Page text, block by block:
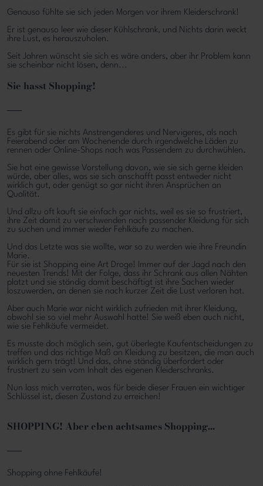
Genauso fühlte sie sich jeden Morgen vor ihrem Kleiderschrank!
Er ist genauso leer wie dieser Kühlschrank, und Nichts darin weckt
ihre Lust, es herauszuholen.
Seit Jahren wünscht sie sich es wäre anders, aber ihr Problem kann
sie scheinbar nicht lösen, denn...
Sie hasst Shopping!
Es gibt für sie nichts Anstrengenderes und Nervigeres, als nach
Feierabend oder am Wochenende durch irgendwelche Läden zu
rennen oder Online-Shops nach was Passendem zu durchwühlen.
Sie hat eine gewisse Vorstellung davon, wie sie sich gerne kleiden
würde, aber alles, was sie sich anschafft passt entweder nicht
wirklich gut, oder genügt so gar nicht ihren Ansprüchen an
Qualität.
Und allzu oft kauft sie einfach gar nichts, weil es sie so frustriert,
ihre Zeit damit zu verschwenden nach passender Kleidung für sich
zu suchen und immer wieder Fehlkäufe zu machen.
Und das Letzte was sie wollte, war so zu werden wie ihre Freundin
Marie.
Für sie ist Shopping eine Art Droge! Immer auf der Jagd nach den
neuesten Trends! Mit der Folge, dass ihr Schrank aus allen Nähten
platzt und sie ständig damit beschäftigt ist ihre Sachen wieder
loszuwerden, an denen sie nach kurzer Zeit die Lust verloren hat.
Aber auch Marie war nicht wirklich zufrieden mit ihrer Kleidung,
obwohl sie so viel mehr Auswahl hatte! Sie weiß eben auch nicht,
wie sie Fehlkäufe vermeidet.
Es musste doch möglich sein, gut überlegte Kaufentscheidungen zu
treffen und das richtige Maß an Kleidung zu besitzen, die man auch
wirklich gern trägt! Und das, ohne ständig überfordert oder
frustriert zu sein vom Inhalt des eigenen Kleiderschranks.
Nun lass mich verraten, was für beide dieser Frauen ein wichtiger
Schlüssel ist, diesen Zustand zu erreichen!
SHOPPING! Aber eben achtsames Shopping...
Shopping ohne Fehlkäufe!